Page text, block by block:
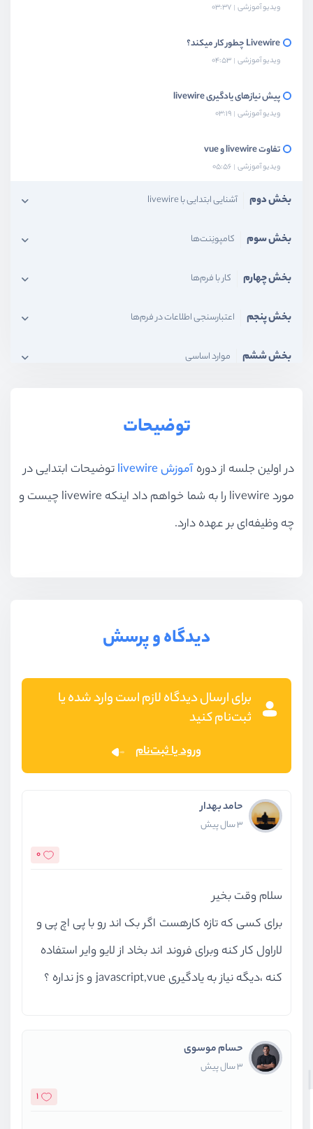
ویدیو آموزشی 03:37
Livewire چطور کار میکند؟
ویدیو آموزشی 04:53
پیش نیاز‌های یادگیری livewire
ویدیو آموزشی 03:19
تفاوت livewire و vue
ویدیو آموزشی 05:56
بخش دوم آشنایی ابتدایی با livewire
بخش سوم کامپونِنت‌ها
بخش چهارم کار با فرم‌ها
بخش پنجم اعتبارسنجی اطلاعات در فرم‌ها
بخش ششم موارد اساسی
بخش نهم آپلود فایل
بخش دهم
توضیحات
در اولین جلسه از دورهآموزش livewire
توضیحات ابتدایی در
مورد livewire را به شما خواهم داد اینکه livewire چیست و
چه وظیفه‌ای بر عهده دارد.
دیدگاه و پرسش
برای ارسال دیدگاه لازم است وارد شده یا
ثبت‌نام کنید
ورود یا ثبت‌نام
حامد بهدار
3 سال پیش
0
سلام وقت بخیر
برای کسی که تازه کارهست اگر بک اند رو با پی اچ پی و
لاراول کار کنه وبرای فروند اند بخاد از لایو وایر استفاده
کنه ،دیگه نیاز به یادگیری javascript,vue و js نداره ؟
حسام موسوی
3 سال پیش
1